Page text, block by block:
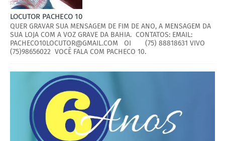
LOCUTOR PACHECO 10
QUER GRAVAR SUA MENSAGEM DE FIM DE ANO, A MENSAGEM DA
SUA LOJA COM A VOZ GRAVE DA BAHIA. CONTATOS: EMAIL:
PACHECO10LOCUTOR@GMAIL.COM OI (75) 88818631 VIVO
(75)98656022 VOCÊ FALA COM PACHECO 10.